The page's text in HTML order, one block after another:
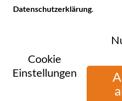
Datenschutzerklärung.
Cookie
Einstellungen